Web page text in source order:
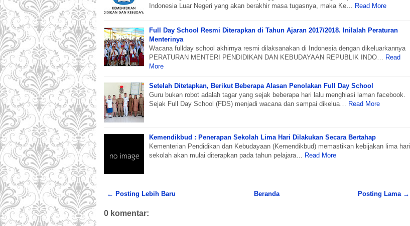
Indonesia Luar Negeri yang akan berakhir masa tugasnya, maka Ke…
Read More
Full Day School Resmi Diterapkan di Tahun Ajaran 2017/2018. Inilalah Peraturan
Menterinya
Wacana fullday school akhirnya resmi dilaksanakan di Indonesia dengan dikeluarkannya
PERATURAN MENTERI PENDIDIKAN DAN KEBUDAYAAN REPUBLIK INDO…
Read
More
Setelah Ditetapkan, Berikut Beberapa Alasan Penolakan Full Day School
Guru bukan robot adalah tagar yang sejak beberapa hari lalu menghiasi laman facebook.
Sejak Full Day School (FDS) menjadi wacana dan sampai dikelua…
Read More
Kemendikbud : Penerapan Sekolah Lima Hari Dilakukan Secara Bertahap
Kementerian Pendidikan dan Kebudayaan (Kemendikbud) memastikan kebijakan lima hari
sekolah akan mulai diterapkan pada tahun pelajara…
Read More
← Posting Lebih Baru Posting Lama →
Beranda
0 komentar: